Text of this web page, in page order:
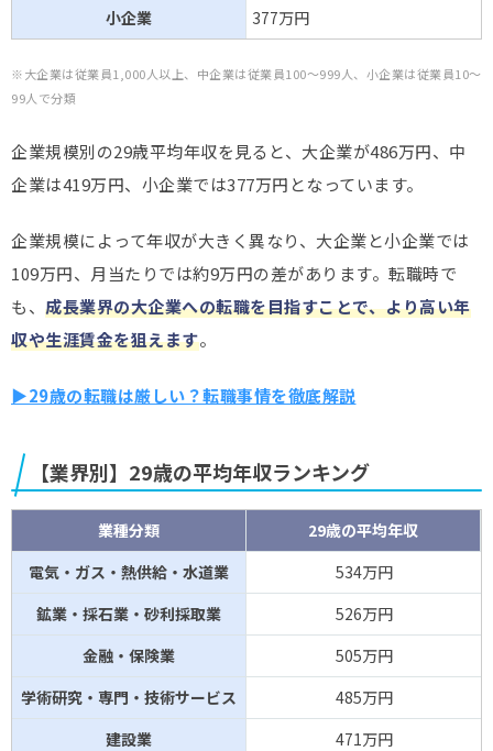
小企業 377万円
※大企業は従業員1,000人以上、中企業は従業員100～999人、小企業は従業員10～
99人で分類
企業規模別の29歳平均年収を見ると、大企業が486万円、中
企業は419万円、小企業では377万円となっています。
企業規模によって年収が大きく異なり、大企業と小企業では
109万円、月当たりでは約9万円の差があります。転職時で
も、 成長業界の大企業への転職を目指すことで、より高い年
収や生涯賃金を狙えます。
▶29歳の転職は厳しい？転職事情を徹底解説
【業界別】29歳の平均年収​ランキング
業種分類
29歳の平均年収
電気・ガス・熱供給・水道業
534万円
鉱業・採石業・砂利採取業
526万円
金融・保険業
505万円
学術研究・専門・技術サービス
485万円
建設業
471万円